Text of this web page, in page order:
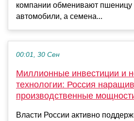
компании обменивают пшеницу
автомобили, а семена...
00:01, 30 Сен
Миллионные инвестиции и
технологии: Россия
производственные
Власти России активно